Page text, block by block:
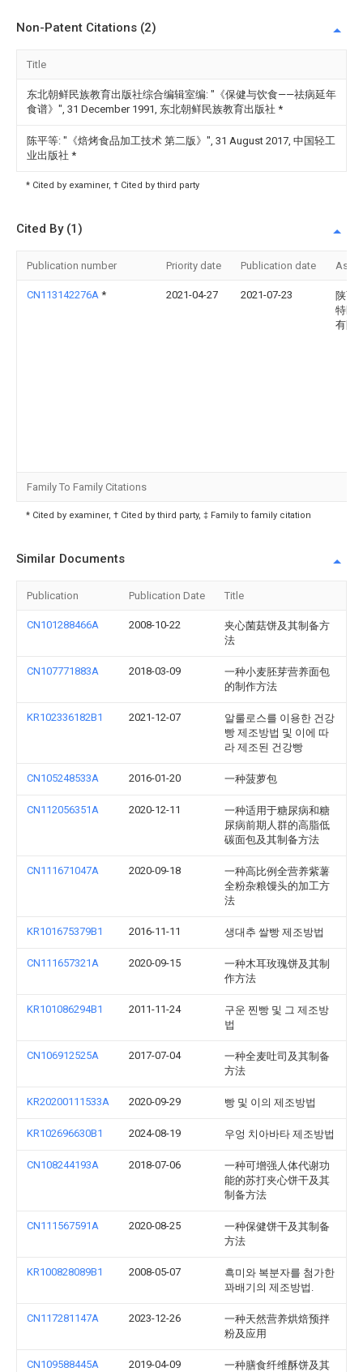
Non-Patent Citations (2)
Title
东北朝鲜民族教育出版社综合编辑室编: "《保健与饮食——祛病延年
食谱》", 31 December 1991, 东北朝鲜民族教育出版社 *
陈平等: "《焙烤食品加工技术 第二版》", 31 August 2017, 中国轻工
业出版社 *
* Cited by examiner, † Cited by third party
Cited By (1)
Publication number Priority date Publication date
CN113142276A * 2021-04-27 2021-07-23
陕西
特医
有限
Family To Family Citations
* Cited by examiner, † Cited by third party, ‡ Family to family citation
Similar Documents
Publication Publication Date Title
CN101288466A 2008-10-22
夹心菌菇饼及其制备方
法
CN107771883A 2018-03-09
一种小麦胚芽营养面包
的制作方法
KR102336182B1 2021-12-07
알룰로스를 이용한 건강
빵 제조방법 및 이에 따
라 제조된 건강빵
CN105248533A 2016-01-20 一种菠萝包
CN112056351A 2020-12-11
一种适用于糖尿病和糖
尿病前期人群的高脂低
碳面包及其制备方法
CN111671047A 2020-09-18
一种高比例全营养紫薯
全粉杂粮馒头的加工方
法
KR101675379B1 2016-11-11 생대추 쌀빵 제조방법
CN111657321A 2020-09-15
一种木耳玫瑰饼及其制
作方法
KR101086294B1 2011-11-24
구운 찐빵 및 그 제조방
법
CN106912525A 2017-07-04
一种全麦吐司及其制备
方法
KR20200111533A 2020-09-29 빵 및 이의 제조방법
KR102696630B1 2024-08-19 우엉 치아바타 제조방법
CN108244193A 2018-07-06
一种可增强人体代谢功
能的苏打夹心饼干及其
制备方法
CN111567591A 2020-08-25
一种保健饼干及其制备
方法
KR100828089B1 2008-05-07
흑미와 복분자를 첨가한
꽈배기의 제조방법.
CN117281147A 2023-12-26
一种天然营养烘焙预拌
粉及应用
CN109588445A 2019-04-09
一种膳食纤维酥饼及其